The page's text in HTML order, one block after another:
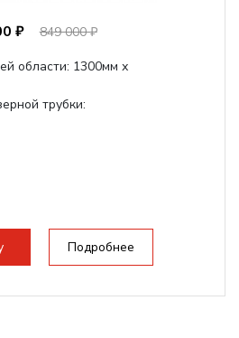
₽
849 000 ₽
области: 1300мм х
трубки:
Подробнее